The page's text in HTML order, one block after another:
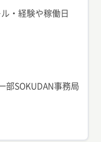
・経験や稼働日
SOKUDAN事務局